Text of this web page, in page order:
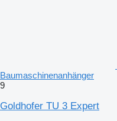
Baumaschinenanhänger
9
Goldhofer TU 3 Expert